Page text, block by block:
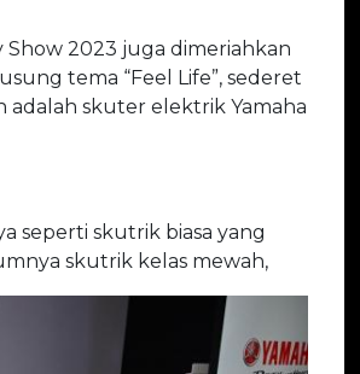
Show 2023 juga dimeriahkan
tema “Feel Life”, sederet
adalah skuter elektrik Yamaha
seperti skutrik biasa yang
skutrik kelas mewah,